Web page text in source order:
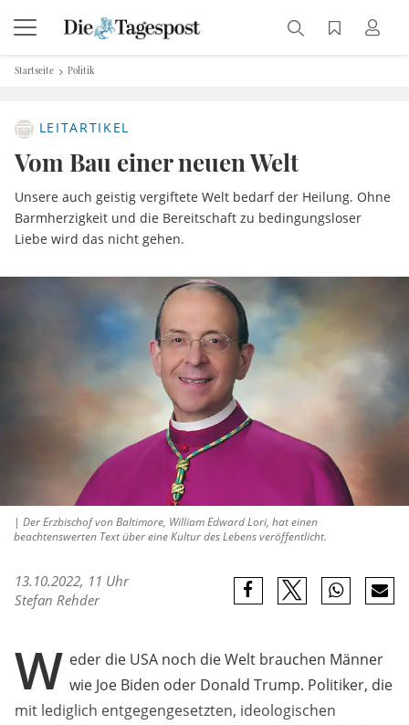
Startseite Politik
LEITARTIKEL
Vom Bau einer neuen Welt
Unsere auch geistig vergiftete Welt bedarf der Heilung. Ohne
Barmherzigkeit und die Bereitschaft zu bedingungsloser
Liebe wird das nicht gehen.
| Der Erzbischof von Baltimore, William Edward Lori, hat einen
beachtenswerten Text über eine Kultur des Lebens veröffentlicht.
13.10.2022, 11 Uhr
Stefan Rehder
W eder die USA noch die Welt brauchen Männer
wie Joe Biden oder Donald Trump. Politiker, die
mit lediglich entgegengesetzten, ideologischen